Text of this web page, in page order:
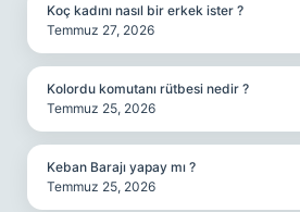
Koç kadını nasıl bir erkek ister ?
Temmuz 27, 2026
Kolordu komutanı rütbesi nedir ?
Temmuz 25, 2026
Keban Barajı yapay mı ?
Temmuz 25, 2026